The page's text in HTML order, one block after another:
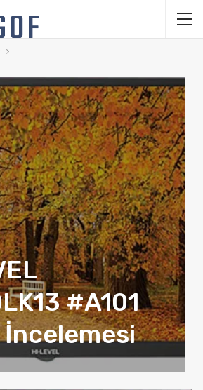
#A101